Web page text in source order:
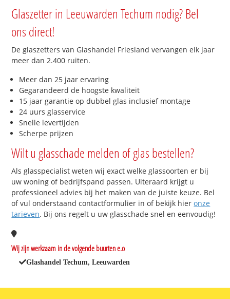
Glaszetter in Leeuwarden Techum nodig? Bel
ons direct!
De glaszetters van Glashandel Friesland vervangen elk jaar
meer dan 2.400 ruiten.
Meer dan 25 jaar ervaring
Gegarandeerd de hoogste kwaliteit
15 jaar garantie op dubbel glas inclusief montage
24 uurs glasservice
Snelle levertijden
Scherpe prijzen
Wilt u glasschade melden of glas bestellen?
Als glasspecialist weten wij exact welke glassoorten er bij
uw woning of bedrijfspand passen. Uiteraard krijgt u
professioneel advies bij het maken van de juiste keuze. Bel
of vul onderstaand contactformulier in of bekijk hieronze
tarieven. Bij ons regelt u uw glasschade snel en eenvoudig!
Wij zijn werkzaam in de volgende buurten e.o
Glashandel Techum, Leeuwarden